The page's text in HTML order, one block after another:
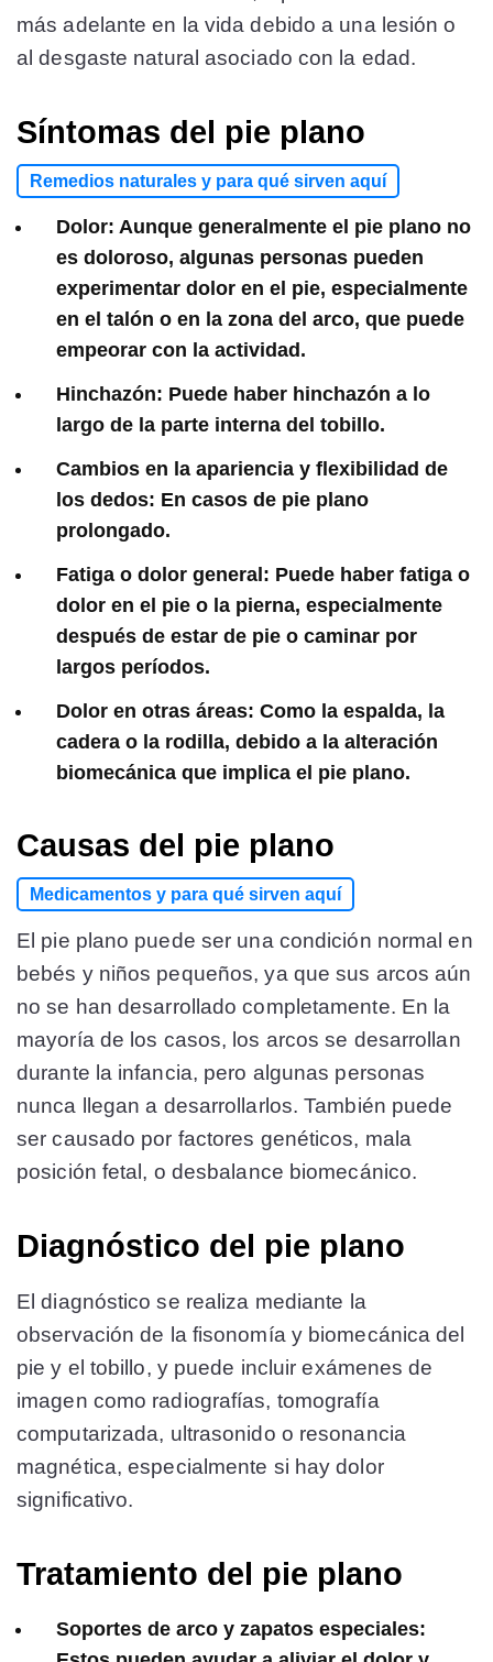
más adelante en la vida debido a una lesión o
al desgaste natural asociado con la edad.
Síntomas del pie plano
Remedios naturales y para qué sirven aquí
Dolor: Aunque generalmente el pie plano no
es doloroso, algunas personas pueden
experimentar dolor en el pie, especialmente
en el talón o en la zona del arco, que puede
empeorar con la actividad.
Hinchazón: Puede haber hinchazón a lo
largo de la parte interna del tobillo.
Cambios en la apariencia y flexibilidad de
los dedos: En casos de pie plano
prolongado.
Fatiga o dolor general: Puede haber fatiga o
dolor en el pie o la pierna, especialmente
después de estar de pie o caminar por
largos períodos.
Dolor en otras áreas: Como la espalda, la
cadera o la rodilla, debido a la alteración
biomecánica que implica el pie plano.
Causas del pie plano
Medicamentos y para qué sirven aquí
El pie plano puede ser una condición normal en
bebés y niños pequeños, ya que sus arcos aún
no se han desarrollado completamente. En la
mayoría de los casos, los arcos se desarrollan
durante la infancia, pero algunas personas
nunca llegan a desarrollarlos. También puede
ser causado por factores genéticos, mala
posición fetal, o desbalance biomecánico.
Diagnóstico del pie plano
El diagnóstico se realiza mediante la
observación de la fisonomía y biomecánica del
pie y el tobillo, y puede incluir exámenes de
imagen como radiografías, tomografía
computarizada, ultrasonido o resonancia
magnética, especialmente si hay dolor
significativo.
Tratamiento del pie plano
Soportes de arco y zapatos especiales: